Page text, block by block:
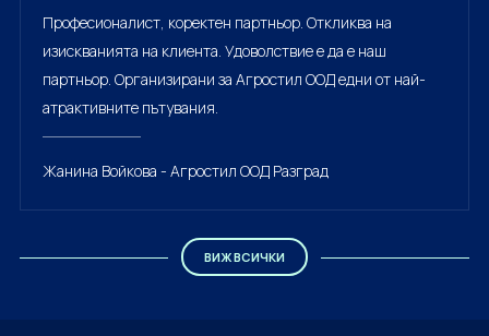
Професионалист, коректен партньор. Откликва на
изискванията на клиента. Удоволствие е да е наш
партньор. Организирани за Агростил ООД едни от най-
атрактивните пътувания.
Жанина Войкова - Агростил ООД Разград
ВИЖ ВСИЧКИ